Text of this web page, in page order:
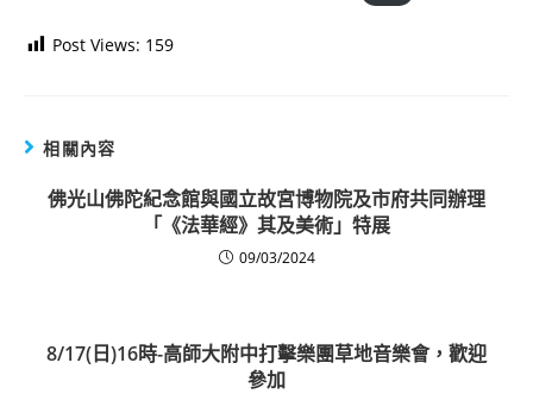
Post Views: 159
相關內容
佛光山佛陀紀念館與國立故宮博物院及市府共同辦理
「《法華經》其及美術」特展
09/03/2024
8/17(日)16時-高師大附中打擊樂團草地音樂會，歡迎
參加